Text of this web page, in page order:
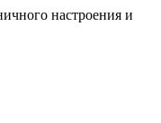
настроения и